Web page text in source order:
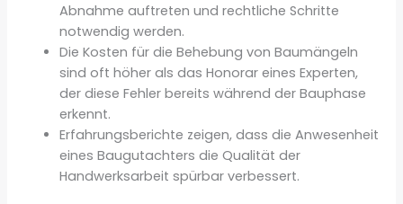
Abnahme auftreten und rechtliche Schritte
notwendig werden.
Die Kosten für die Behebung von Baumängeln
sind oft höher als das Honorar eines Experten,
der diese Fehler bereits während der Bauphase
erkennt.
Erfahrungsberichte zeigen, dass die Anwesenheit
eines Baugutachters die Qualität der
Handwerksarbeit spürbar verbessert.